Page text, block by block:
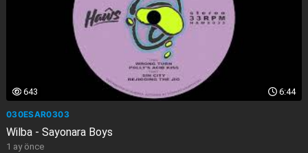
6:44
643
030ESAR0303
Wilba - Sayonara Boys
1 ay önce